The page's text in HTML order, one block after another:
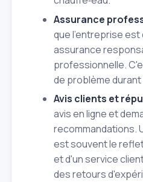
Assurance
que l'entreprise est
assurance
professionnelle.
de problème
Avis clients et
avis en ligne et
recommandations.
est souvent le
et d'un service
des retours